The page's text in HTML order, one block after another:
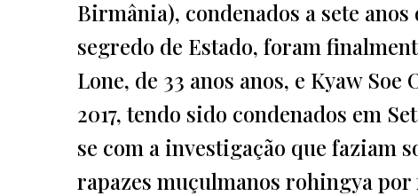
Birmânia), condenados a sete
segredo de Estado, foram
Lone, de 33 anos anos, e Kyaw
2017, tendo sido condenados em
se com a investigação que faziam
rapazes muçulmanos rohingya